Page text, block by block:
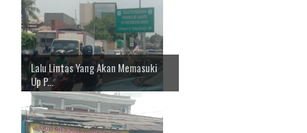
Lalu Lintas Yang Akan Memasuki
Up P...